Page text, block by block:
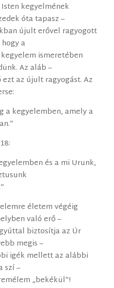
kegyelmének
óta tapasz –
újult erővel ragyogott
a
ismeretében
Az aláb –
az újult ragyogást. Az
a kegyelemben, amely a
és a mi Urunk,
életem végéig
való erő –
biztosítja az Úr
megis –
igék mellett az alábbi
szí –
„bekékül”!